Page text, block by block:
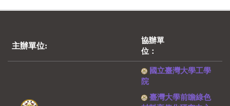
主辦單位:
協辦單
位：
國立臺灣大學工學
院
臺灣大學前瞻綠色